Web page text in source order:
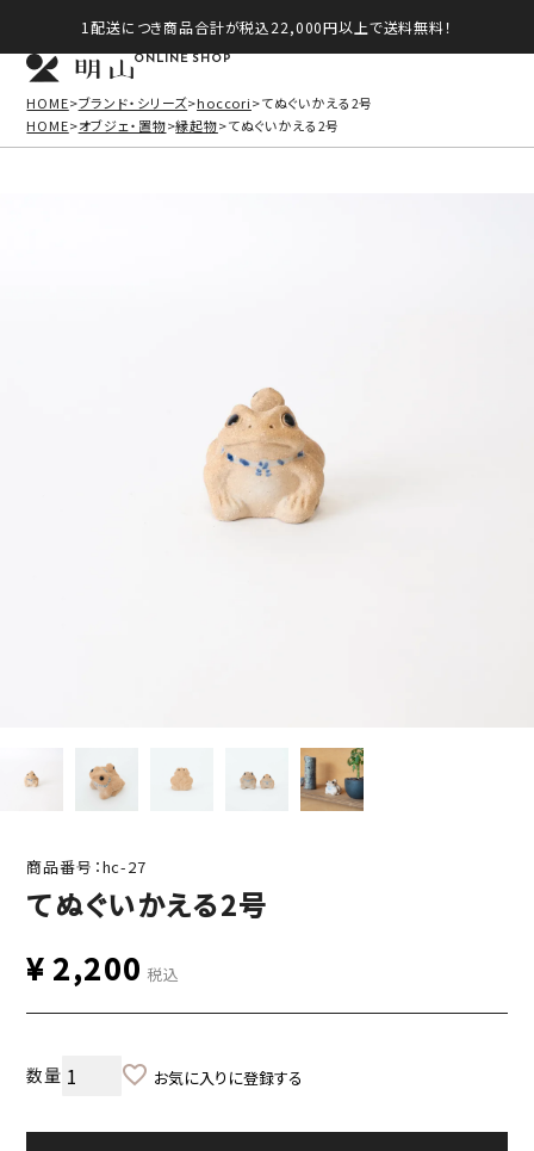
1配送につき商品合計が税込22,000円以上で送料無料！
ONLINE SHOP
HOME ブランド・シリーズ hoccori
てぬぐいかえる2号
HOME
オブジェ・置物 縁起物 てぬぐいかえる2号
商品番号：hc-27
てぬぐいかえる2号
¥2,200 税込
お気に入りに登録する